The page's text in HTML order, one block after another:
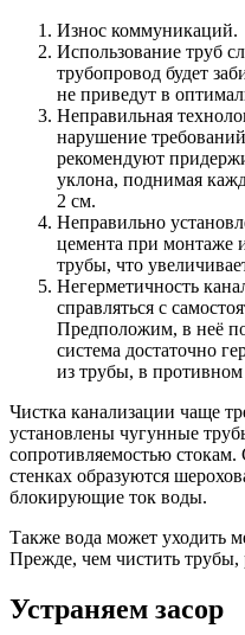
Износ коммуникаций.
Использование труб
трубопровод будет
не приведут в
Неправильная
нарушение
рекомендуют
уклона, поднимая
2 см.
Неправильно
цемента при монтаже
трубы, что
Негерметичность
справляться с
Предположим, в неё
система достаточно
из трубы, в противном
Чистка канализации чаще
установлены чугунные
сопротивляемостью
стенках образуются
блокирующие ток воды.
Также вода может уходить
Прежде, чем чистить трубы,
Устраняем засор